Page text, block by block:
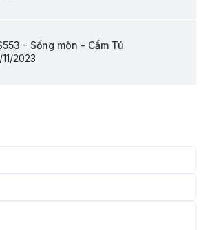
- Sống mòn - Cẩm Tú
2023